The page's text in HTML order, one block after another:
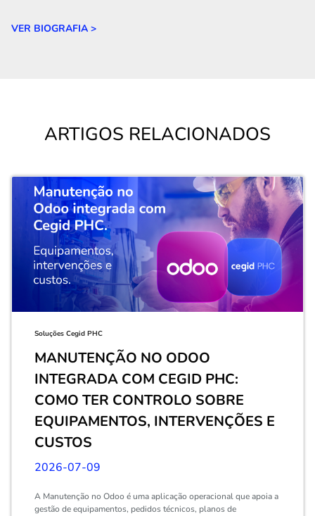
VER BIOGRAFIA >
ARTIGOS RELACIONADOS
Soluções Cegid PHC
MANUTENÇÃO NO ODOO
INTEGRADA COM CEGID PHC:
COMO TER CONTROLO SOBRE
EQUIPAMENTOS, INTERVENÇÕES E
CUSTOS
2026-07-09
A Manutenção no Odoo é uma aplicação operacional que apoia a
gestão de equipamentos, pedidos técnicos, planos de